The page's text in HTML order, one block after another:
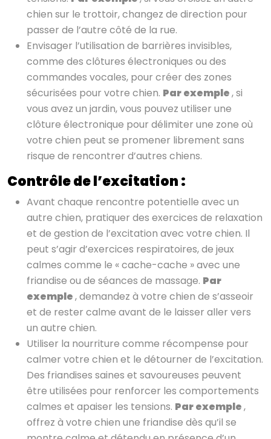
chien sur le trottoir, changez de direction pour
passer de l’autre côté de la rue.
Envisager l’utilisation de barrières invisibles,
comme des clôtures électroniques ou des
commandes vocales, pour créer des zones
sécurisées pour votre chien. Par exemple, si
vous avez un jardin, vous pouvez utiliser une
clôture électronique pour délimiter une zone où
votre chien peut se promener librement sans
risque de rencontrer d’autres chiens.
Contrôle de l’excitation :
Avant chaque rencontre potentielle avec un
autre chien, pratiquer des exercices de relaxation
et de gestion de l’excitation avec votre chien. Il
peut s’agir d’exercices respiratoires, de jeux
calmes comme le « cache-cache » avec une
friandise ou de séances de massage. Par
exemple, demandez à votre chien de s’asseoir
et de rester calme avant de le laisser aller vers
un autre chien.
Utiliser la nourriture comme récompense pour
calmer votre chien et le détourner de l’excitation.
Des friandises saines et savoureuses peuvent
être utilisées pour renforcer les comportements
calmes et apaiser les tensions. Par exemple,
offrez à votre chien une friandise dès qu’il se